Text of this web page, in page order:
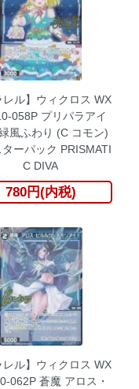
レル】ウィクロス WX
058P プリパラアイ
風ふわり (C コモン)
ターパック PRISMATI
C DIVA
780円(内税)
レル】ウィクロス WX
062P 蒼魔 アロス・